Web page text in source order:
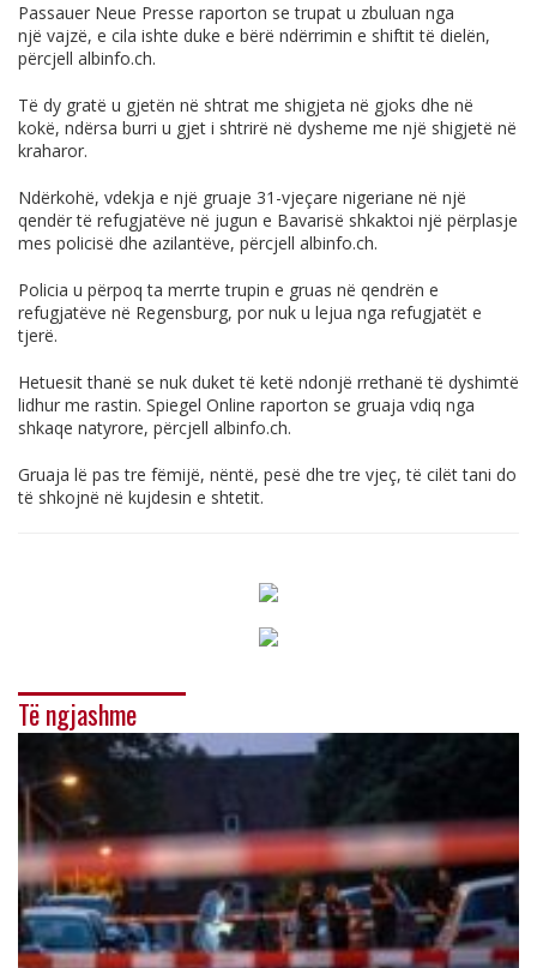
Passauer Neue Presse raporton setrupat u zbuluan nga
një vajzë, e cila ishte duke e bërë ndërrimin e shiftit të dielën,
përcjell albinfo.ch.
Të dy gratë u gjetën në shtrat me shigjeta në gjoks dhe në
kokë, ndërsa burri u gjet i shtrirë në dysheme me një shigjetë në
kraharor.
Ndërkohë, vdekja e një gruaje 31-vjeçare nigeriane në një
qendër të refugjatëve në jugun e Bavarisë shkaktoi një përplasje
mes policisë dhe azilantëve, përcjell albinfo.ch.
Policia u përpoq ta merrte trupin e gruas në qendrën e
refugjatëve në Regensburg, por nuk u lejua nga refugjatët e
tjerë.
Hetuesit thanë se nuk duket të ketë ndonjë rrethanë të dyshimtë
lidhur me rastin. Spiegel Online raporton se gruaja vdiq nga
shkaqe natyrore, përcjell albinfo.ch.
Gruaja lë pas tre fëmijë, nëntë, pesë dhe tre vjeç, të cilët tani do
të shkojnë në kujdesin e shtetit.
Të ngjashme